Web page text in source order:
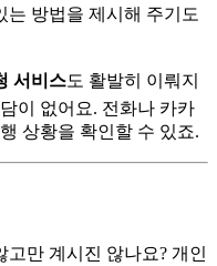
는 방법을 제시해 주기도
서비스도 활발히 이뤄지
이 없어요. 전화나 카카
상황을 확인할 수 있죠.
만 계시진 않나요? 개인